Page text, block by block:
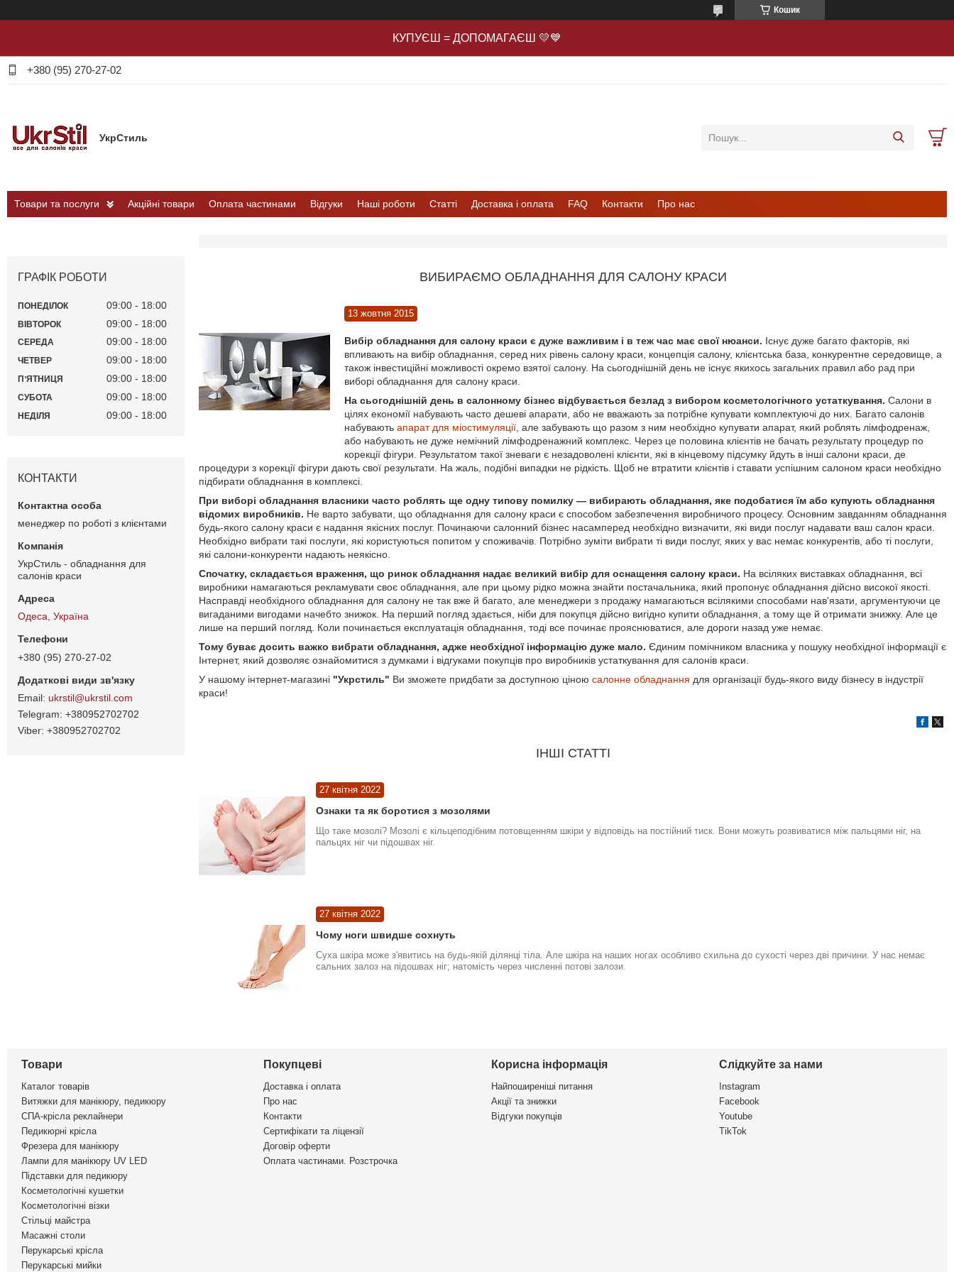
Кошик
КУПУЄШ = ДОПОМАГАЄШ 💛💙
+380 (95) 270-27-02
УкрСтиль
Товари та послуги Акційні товари Оплата частинами Відгуки Наші роботи Статті Доставка і оплата FAQ Контакти Про нас
ВИБИРАЄМО ОБЛАДНАННЯ ДЛЯ САЛОНУ КРАСИ
13 жовтня 2015
Вибір обладнання для салону краси є дуже важливим і в теж час має свої нюанси. Існує дуже багато факторів, які
впливають на вибір обладнання, серед них рівень салону краси, концепція салону, клієнтська база, конкурентне середовище, а
також інвестиційні можливості окремо взятої салону. На сьогоднішній день не існує якихось загальних правил або рад при
виборі обладнання для салону краси.
На сьогоднішній день в салонному бізнес відбувається безлад з вибором косметологічного устаткування. Салони в
цілях економії набувають часто дешеві апарати, або не вважають за потрібне купувати комплектуючі до них. Багато салонів
набувають апарат для міостимуляції , але забувають що разом з ним необхідно купувати апарат, який роблять лімфодренаж,
або набувають не дуже немічний лімфодренажний комплекс. Через це половина клієнтів не бачать результату процедур по
корекції фігури. Результатом такої зневаги є незадоволені клієнти, які в кінцевому підсумку йдуть в інші салони краси, де
процедури з корекції фігури дають свої результати. На жаль, подібні випадки не рідкість. Щоб не втратити клієнтів і ставати успішним салоном краси необхідно
підбирати обладнання в комплексі.
При виборі обладнання власники часто роблять ще одну типову помилку ― вибирають обладнання, яке подобатися їм або купують обладнання
відомих виробників. Не варто забувати, що обладнання для салону краси є способом забезпечення виробничого процесу. Основним завданням обладнання
будь-якого салону краси є надання якісних послуг. Починаючи салонний бізнес насамперед необхідно визначити, які види послуг надавати ваш салон краси.
Необхідно вибрати такі послуги, які користуються попитом у споживачів. Потрібно зуміти вибрати ті види послуг, яких у вас немає конкурентів, або ті послуги,
які салони-конкуренти надають неякісно.
Спочатку, складається враження, що ринок обладнання надає великий вибір для оснащення салону краси. На всіляких виставках обладнання, всі
виробники намагаються рекламувати своє обладнання, але при цьому рідко можна знайти постачальника, який пропонує обладнання дійсно високої якості.
Насправді необхідного обладнання для салону не так вже й багато, але менеджери з продажу намагаються всілякими способами нав'язати, аргументуючи це
вигаданими вигодами начебто знижок. На перший погляд здається, ніби для покупця дійсно вигідно купити обладнання, а тому ще й отримати знижку. Але це
лише на перший погляд. Коли починається експлуатація обладнання, тоді все починає прояснюватися, але дороги назад уже немає.
Тому буває досить важко вибрати обладнання, адже необхідної інформацію дуже мало. Єдиним помічником власника у пошуку необхідної інформації є
Інтернет, який дозволяє ознайомитися з думками і відгуками покупців про виробників устаткування для салонів краси.
У нашому інтернет-магазині "Укрстиль" Ви зможете придбати за доступною ціною салонне обладнання для організації будь-якого виду бізнесу в індустрії
краси!
ІНШІ СТАТТІ
27 квітня 2022
Ознаки та як боротися з мозолями
Що таке мозолі? Мозолі є кільцеподібним потовщенням шкіри у відповідь на постійний тиск. Вони можуть розвиватися між пальцями ніг, на
пальцях ніг чи підошвах ніг.
27 квітня 2022
Чому ноги швидше сохнуть
Суха шкіра може з'явитись на будь-якій ділянці тіла. Але шкіра на наших ногах особливо схильна до сухості через дві причини. У нас немає
сальних залоз на підошвах ніг; натомість через численні потові залози.
ГРАФІК РОБОТИ
ПОНЕДІЛОК 09:00 18:00
ВІВТОРОК 09:00 18:00
СЕРЕДА 09:00 18:00
ЧЕТВЕР 09:00 18:00
ПʼЯТНИЦЯ 09:00 18:00
СУБОТА 09:00 18:00
НЕДІЛЯ 09:00 18:00
КОНТАКТИ
менеджер по роботі з клієнтами
УкрСтиль - обладнання для
салонів краси
Одеса, Україна
+380 (95) 270-27-02
ukrstil@ukrstil.com
+380952702702
+380952702702
Товари
Каталог товарів
Витяжки для манікюру, педикюру
СПА-крісла реклайнери
Педикюрні крісла
Фрезера для манікюру
Лампи для манікюру UV LED
Підставки для педикюру
Косметологічні кушетки
Косметологічні візки
Стільці майстра
Масажні столи
Перукарські крісла
Перукарські мийки
Покупцеві
Доставка і оплата
Про нас
Контакти
Сертифікати та ліцензії
Договір оферти
Оплата частинами. Розстрочка
Корисна інформація
Найпоширеніші питання
Акції та знижки
Відгуки покупців
Слідкуйте за нами
Instagram
Facebook
Youtube
TikTok